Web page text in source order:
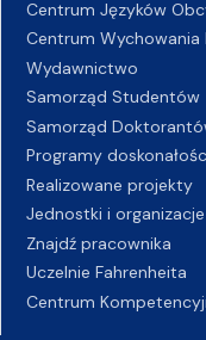
Centrum Języków
Centrum Wychowania
Wydawnictwo
Samorząd Studentów
Samorząd
Programy
Realizowane projekty
Jednostki i organizacje
Znajdź pracownika
Uczelnie Fahrenheita
Centrum